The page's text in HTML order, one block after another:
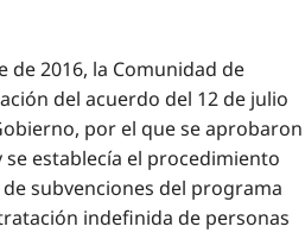
de 2016, la Comunidad de
del acuerdo del 12 de julio
por el que se aprobaron
establecía el procedimiento
subvenciones del programa
indefinida de personas